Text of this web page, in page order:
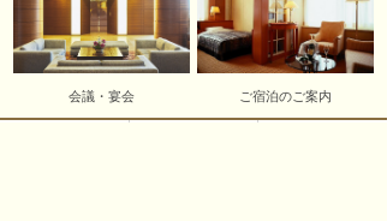
会議・宴会 ご宿泊のご案内